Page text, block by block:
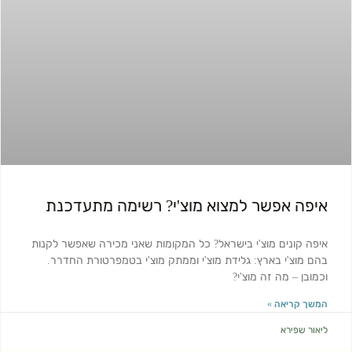
איפה אפשר למצוא מוצ'י? רשימה מתעדכנת
איפה קונים מוצ'י בישראל? כל המקומות שאני מכירה שאפשר לקנות
בהם מוצ'י בארץ: גלידת מוצ'י וממתק מוצ'י בטמפרטורת החדרר.
וכמובן – מה זה מוצ'י?
המשך קריאה »
ליאור שפירא